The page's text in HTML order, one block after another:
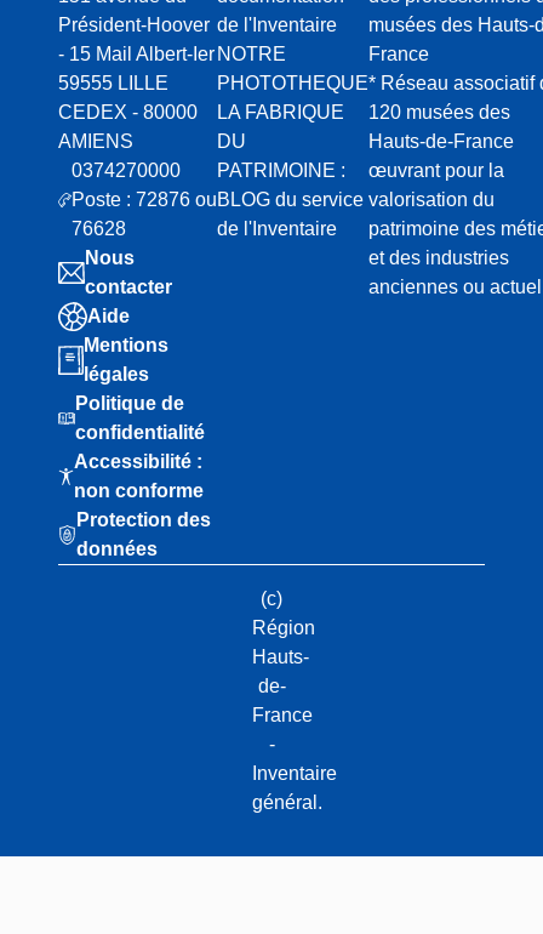
Président-Hoover
- 15 Mail Albert-Ier
59555 LILLE
CEDEX - 80000
AMIENS
0374270000
Poste : 72876 ou
76628
Nous
contacter
Aide
Mentions
légales
Politique de
confidentialité
Accessibilité :
non conforme
Protection des
données
de l'Inventaire
NOTRE
PHOTOTHEQUE
LA FABRIQUE
DU
PATRIMOINE :
BLOG du service
de l'Inventaire
musées des Hauts-
France
* Réseau associatif
120 musées des
Hauts-de-France
œuvrant pour la
valorisation du
patrimoine des
et des industries
anciennes ou
(c)
Région
Hauts-
de-
France
-
Inventaire
général.